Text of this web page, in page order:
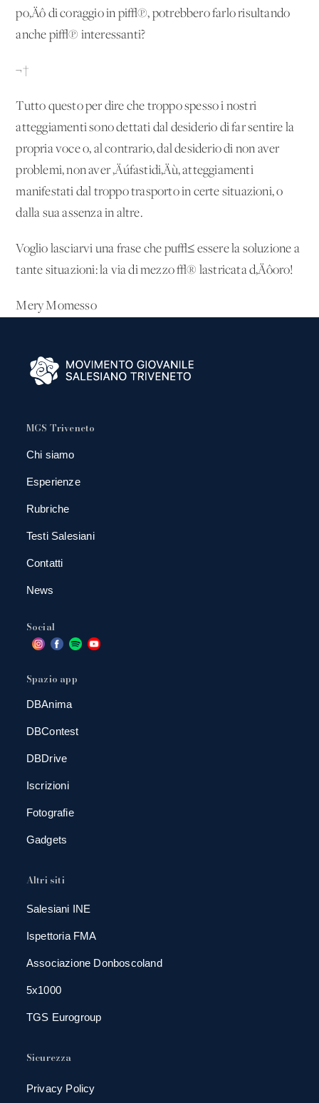
po‚Äô di coraggio in pi√π, potrebbero farlo risultando
anche pi√π interessanti?
¬†
Tutto questo per dire che troppo spesso i nostri
atteggiamenti sono dettati dal desiderio di far sentire la
propria voce o, al contrario, dal desiderio di non aver
problemi, non aver ‚Äúfastidi‚Äù, atteggiamenti
manifestati dal troppo trasporto in certe situazioni, o
dalla sua assenza in altre.
Voglio lasciarvi una frase che pu√≤ essere la soluzione a
tante situazioni: la via di mezzo √® lastricata d‚Äôoro!
Mery Momesso
MGS Triveneto
Chi siamo
Esperienze
Rubriche
Testi Salesiani
Contatti
News
Social
Spazio app
DBAnima
DBContest
DBDrive
Iscrizioni
Fotografie
Gadgets
Altri siti
Salesiani INE
Ispettoria FMA
Associazione Donboscoland
5x1000
TGS Eurogroup
Sicurezza
Privacy Policy